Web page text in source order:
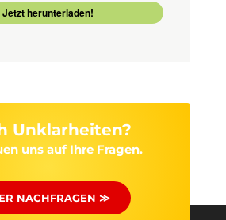
Jetzt herunterladen!
Unklarheiten?
uns auf Ihre Fragen.
NACHFRAGEN ≫